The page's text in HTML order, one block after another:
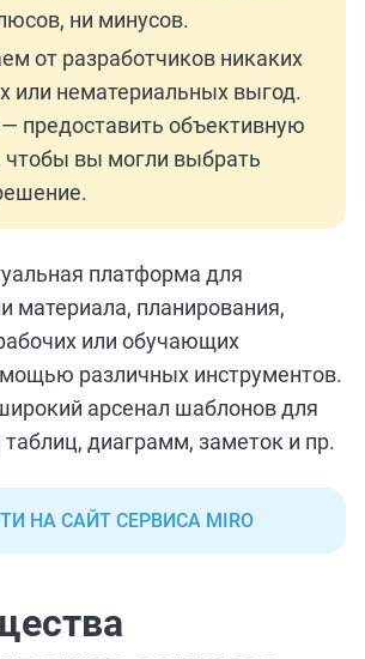
ни минусов.
от разработчиков никаких
или нематериальных выгод.
предоставить объективную
вы могли выбрать
платформа для
материала, планирования,
или обучающих
различных инструментов.
арсенал шаблонов для
таблиц, диаграмм, заметок и пр.
НА САЙТ СЕРВИСА MIRO